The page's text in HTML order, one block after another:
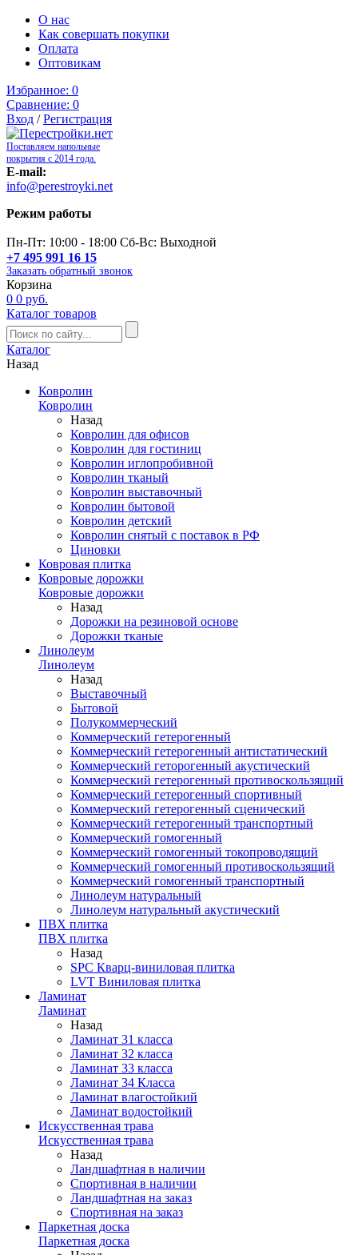
О нас
Как совершать покупки
Оплата
Оптовикам
Избранное: 0
Сравнение: 0
Вход /Регистрация
Поставляем напольные
покрытия с 2014 года.
E-mail:
info@perestroyki.net
Режим работы
Пн-Пт: 10:00 - 18:00 Сб-Вс: Выходной
+7 495 991 16 15
Заказать обратный звонок
Корзина
0 0 руб.
Каталог товаров
Каталог
Назад
Ковролин
Ковролин
Назад
Ковролин для офисов
Ковролин для гостиниц
Ковролин иглопробивной
Ковролин тканый
Ковролин выставочный
Ковролин бытовой
Ковролин детский
Ковролин снятый с поставок в РФ
Циновки
Ковровая плитка
Ковровые дорожки
Ковровые дорожки
Назад
Дорожки на резиновой основе
Дорожки тканые
Линолеум
Линолеум
Назад
Выставочный
Бытовой
Полукоммерческий
Коммерческий гетерогенный
Коммерческий гетерогенный антистатический
Коммерческий геторогенный акустический
Коммерческий гетерогенный противоскользящий
Коммерческий гетерогенный спортивный
Коммерческий гетерогенный сценический
Коммерческий гетерогенный транспортный
Коммерческий гомогенный
Коммерческий гомогенный токопроводящий
Коммерческий гомогенный противоскользящий
Коммерческий гомогенный транспортный
Линолеум натуральный
Линолеум натуральный акустический
ПВХ плитка
ПВХ плитка
Назад
SPC Кварц-виниловая плитка
LVT Виниловая плитка
Ламинат
Ламинат
Назад
Ламинат 31 класса
Ламинат 32 класса
Ламинат 33 класса
Ламинат 34 Класса
Ламинат влагостойкий
Ламинат водостойкий
Искусственная трава
Искусственная трава
Назад
Ландшафтная в наличии
Спортивная в наличии
Ландшафтная на заказ
Спортивная на заказ
Паркетная доска
Паркетная доска